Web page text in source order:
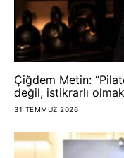
Çiğdem Metin:
değil, istikrarlı
31 TEMMUZ 2026